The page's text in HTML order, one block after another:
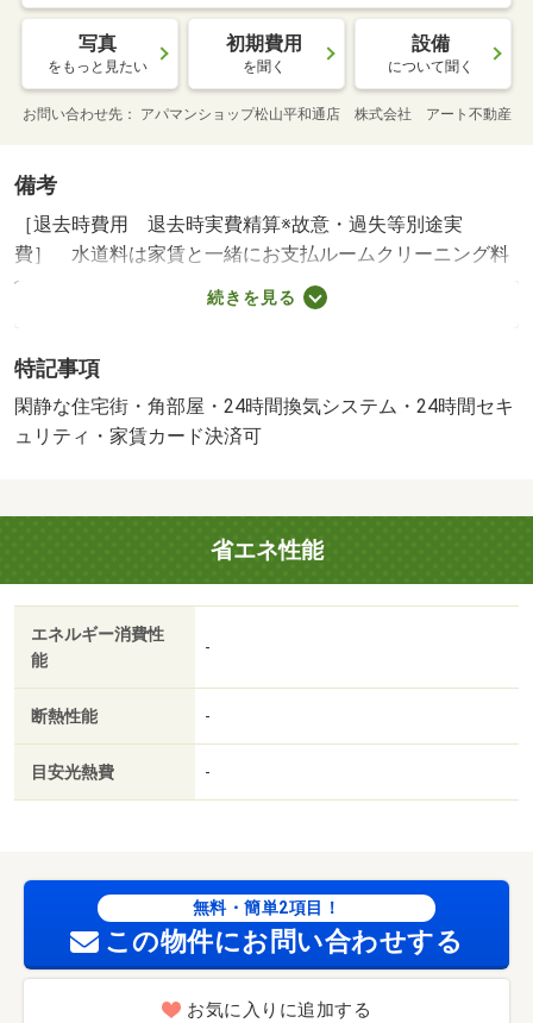
写真
をもっと見たい
初期費用
を聞く
設備
について聞く
お問い合わせ先 アパマンショップ松山平和通店 株式会社 アート不動産
備考
［退去時費用 退去時実費精算※故意・過失等別途実
費］ 水道料は家賃と一緒にお支払ルームクリーニング料
金にエアコンクリーニング費用含む町会費は実費精算
【法人契約個人負担分について】 法人契約とする場合、
す。 ＮＯ：１００６２４２６５２・賃貸保証等：加入
要（機関保証加入必須。初回保証料３５０００円、月額保
証料賃料等総額の１％＋８００円／月（その他商品あ
す！お友達紹介キャンペーンも実施中！お気軽にお問い合
わせください！！・バイク置場：なし・駐輪場：有/室内清
掃費用 49500円/Ｄ－ｒｏｏｍＣａｒｄキー料金 16500円/
ＩＣロック電池（初回） 2750円
続きを見る
特記事項
閑静な住宅街・角部屋・24時間換気システム・24時間セキ
ュリティ・家賃カード決済可
省エネ性能
エネルギー消費性
能
-
断熱性能 -
目安光熱費 -
無料・簡単2項目！
この物件にお問い合わせする
お気に入りに追加する